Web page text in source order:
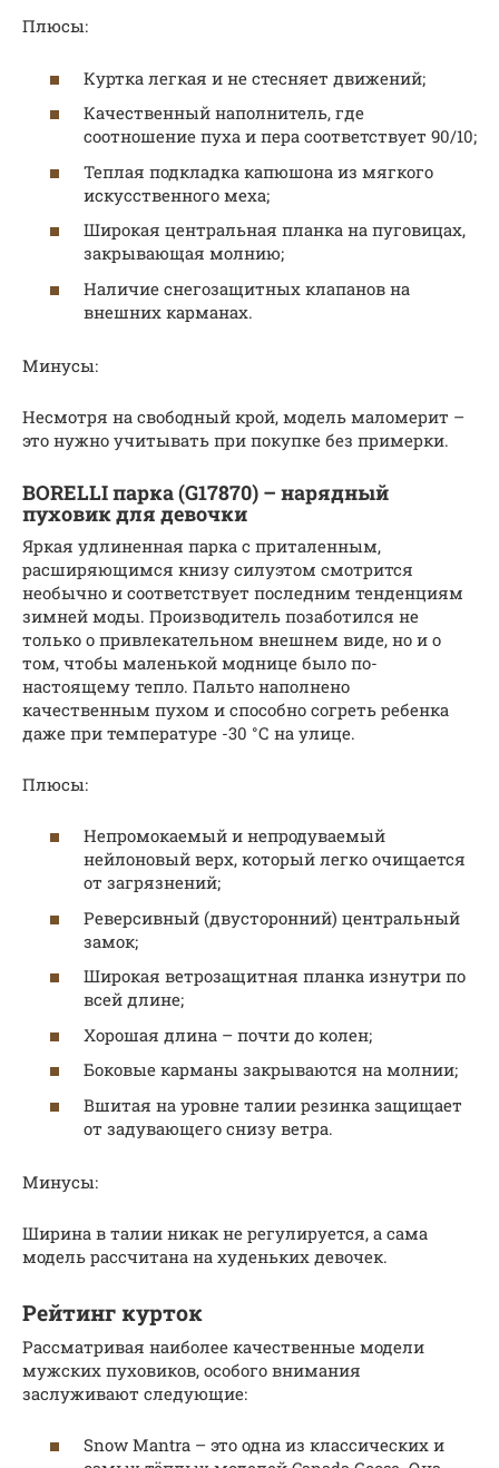
Плюсы:
Куртка легкая и не стесняет движений;
Качественный наполнитель, где
соотношение пуха и пера соответствует 90/10;
Теплая подкладка капюшона из мягкого
искусственного меха;
Широкая центральная планка на пуговицах,
закрывающая молнию;
Наличие снегозащитных клапанов на
внешних карманах.
Минусы:
Несмотря на свободный крой, модель маломерит –
это нужно учитывать при покупке без примерки.
BORELLI парка (G17870) – нарядный
пуховик для девочки
Яркая удлиненная парка с приталенным,
расширяющимся книзу силуэтом смотрится
необычно и соответствует последним тенденциям
зимней моды. Производитель позаботился не
только о привлекательном внешнем виде, но и о
том, чтобы маленькой моднице было по-
настоящему тепло. Пальто наполнено
качественным пухом и способно согреть ребенка
даже при температуре -30 °С на улице.
Плюсы:
Непромокаемый и непродуваемый
нейлоновый верх, который легко очищается
от загрязнений;
Реверсивный (двусторонний) центральный
замок;
Широкая ветрозащитная планка изнутри по
всей длине;
Хорошая длина – почти до колен;
Боковые карманы закрываются на молнии;
Вшитая на уровне талии резинка защищает
от задувающего снизу ветра.
Минусы:
Ширина в талии никак не регулируется, а сама
модель рассчитана на худеньких девочек.
Рейтинг курток
Рассматривая наиболее качественные модели
мужских пуховиков, особого внимания
заслуживают следующие:
Snow Mantra – это одна из классических и